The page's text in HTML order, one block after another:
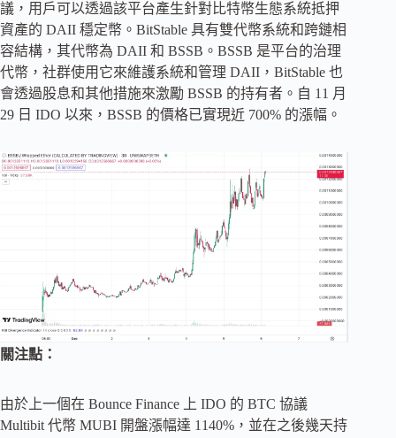
議，用戶可以透過該平台產生針對比特幣生態系統抵押
資產的 DAII 穩定幣。BitStable 具有雙代幣系統和跨鏈相
容結構，其代幣為 DAII 和 BSSB。BSSB 是平台的治理
代幣，社群使用它來維護系統和管理 DAII，BitStable 也
會透過股息和其他措施來激勵 BSSB 的持有者。自 11 月
29 日 IDO 以來，BSSB 的價格已實現近 700% 的漲幅。
關注點：
由於上一個在 Bounce Finance 上 IDO 的 BTC 協議
Multibit 代幣 MUBI 開盤漲幅達 1140%，並在之後幾天持